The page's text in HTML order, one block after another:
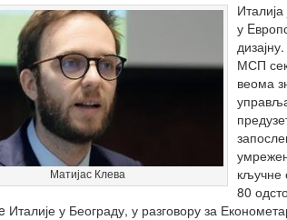
Матијас Клева
у
МСП
веома
кључне
80
Италије у Београду, у разговору за